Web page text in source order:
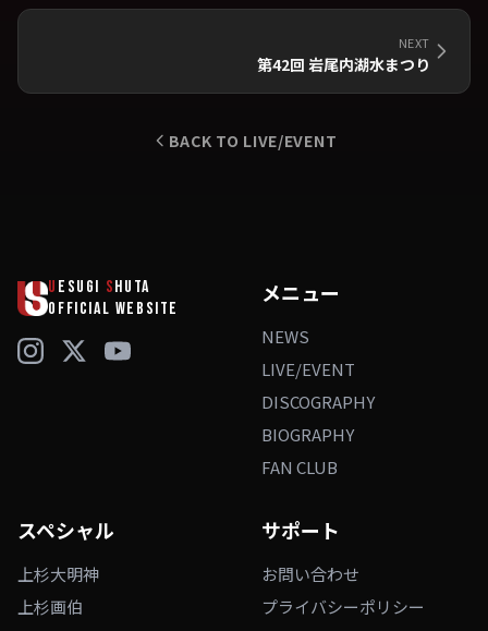
NEXT
第42回 岩尾内湖水まつり
BACK TO LIVE/EVENT
U ESUGI SHUTA
OFFICIAL WEBSITE
メニュー
NEWS
LIVE/EVENT
DISCOGRAPHY
BIOGRAPHY
FAN CLUB
スペシャル
上杉大明神
上杉画伯
サポート
お問い合わせ
プライバシーポリシー